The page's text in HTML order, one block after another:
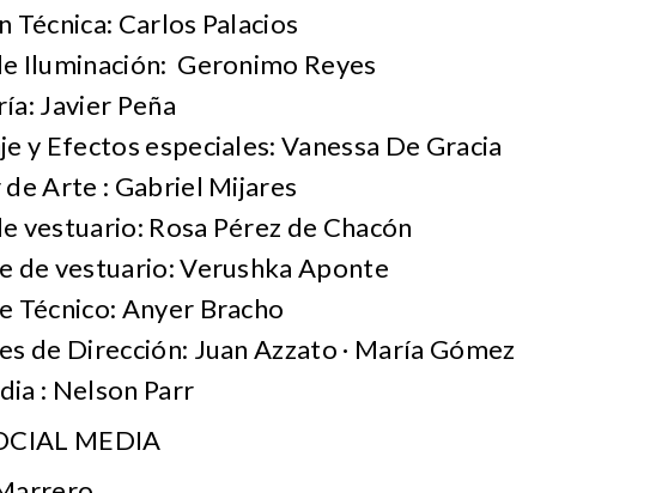
Técnica: Carlos Palacios
Iluminación: Geronimo Reyes
Javier Peña
y Efectos especiales: Vanessa De Gracia
Arte : Gabriel Mijares
vestuario: Rosa Pérez de Chacón
de vestuario: Verushka Aponte
Técnico: Anyer Bracho
de Dirección: Juan Azzato · María Gómez
: Nelson Parr
MEDIA